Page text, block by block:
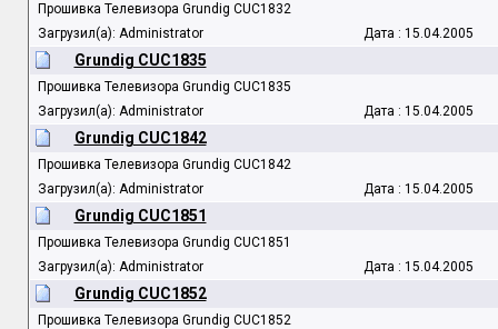
Прошивка Телевизора Grundig CUC1832
Загрузил(а): Administrator
Дата : 15.04.2005
Grundig CUC1835
Прошивка Телевизора Grundig CUC1835
Загрузил(а): Administrator
Дата : 15.04.2005
Grundig CUC1842
Прошивка Телевизора Grundig CUC1842
Загрузил(а): Administrator
Дата : 15.04.2005
Grundig CUC1851
Прошивка Телевизора Grundig CUC1851
Загрузил(а): Administrator
Дата : 15.04.2005
Grundig CUC1852
Прошивка Телевизора Grundig CUC1852